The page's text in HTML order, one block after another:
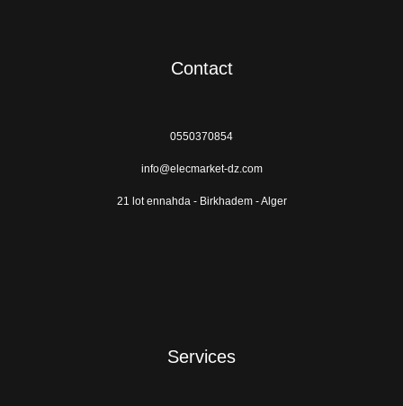
Contact
0550370854
info@elecmarket-dz.com
21 lot ennahda - Birkhadem - Alger
Services